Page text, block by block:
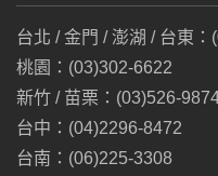
台北 / 金門 / 澎湖 / 台東
桃園：(03)302-6622
新竹 / 苗栗：(03)526-
台中：(04)2296-8472
台南：(06)225-3308